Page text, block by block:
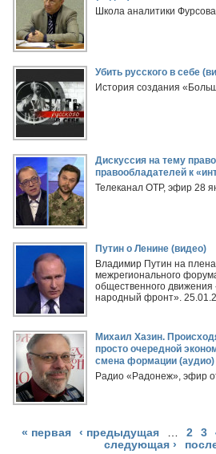
Школа аналитики
Убить русского в себе
История создания
Дискуссия на тему
правообладателей к
Телеканал ОТР, эфир 28
Путин о Ленине (видео)
Владимир Путин на
межрегионального
общественного
народный фронт».
Михаил Хазин.
просто очередной
смена формации (аудио)
Радио «Радонеж», эфир
« первая ‹ предыдущая 2 3
следующая ›